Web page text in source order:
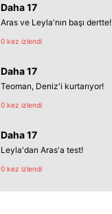
Daha 17
Aras ve Leyla'nın başı dertte!
0 kez izlendi
Daha 17
Teoman, Deniz'i kurtarıyor!
0 kez izlendi
Daha 17
Leyla'dan Aras'a test!
0 kez izlendi